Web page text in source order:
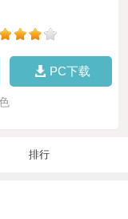
PC下载
排行